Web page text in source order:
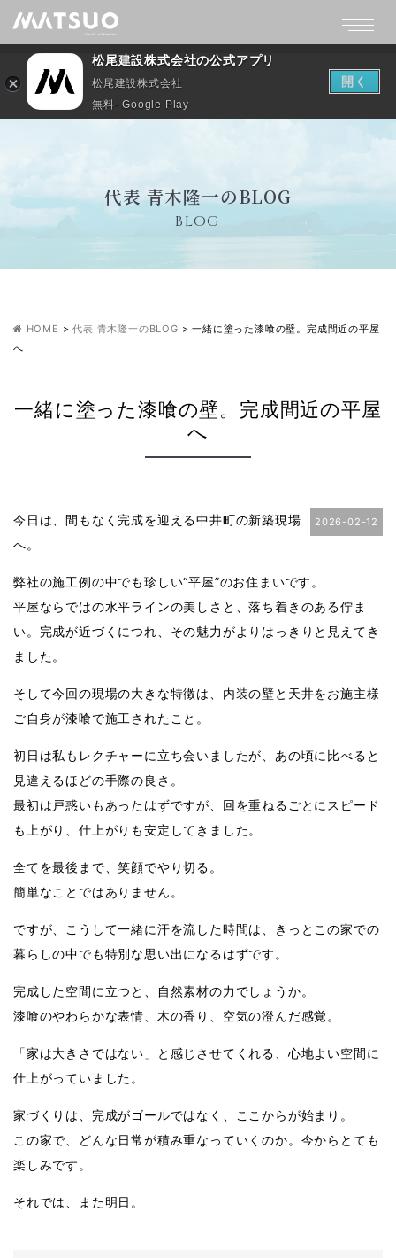
代表 青木隆一のBLOG
BLOG
HOME >代表 青木隆一のBLOG >一緒に塗った漆喰の壁。完成間近の平屋
へ
一緒に塗った漆喰の壁。完成間近の平屋
へ
2026-02-12
今日は、間もなく完成を迎える中井町の新築現場
へ。
弊社の施工例の中でも珍しい“平屋”のお住まいです。
平屋ならではの水平ラインの美しさと、落ち着きのある佇ま
い。完成が近づくにつれ、その魅力がよりはっきりと見えてき
ました。
そして今回の現場の大きな特徴は、内装の壁と天井をお施主様
ご自身が漆喰で施工されたこと。
初日は私もレクチャーに立ち会いましたが、あの頃に比べると
見違えるほどの手際の良さ。
最初は戸惑いもあったはずですが、回を重ねるごとにスピード
も上がり、仕上がりも安定してきました。
全てを最後まで、笑顔でやり切る。
簡単なことではありません。
ですが、こうして一緒に汗を流した時間は、きっとこの家での
暮らしの中でも特別な思い出になるはずです。
完成した空間に立つと、自然素材の力でしょうか。
漆喰のやわらかな表情、木の香り、空気の澄んだ感覚。
「家は大きさではない」と感じさせてくれる、心地よい空間に
仕上がっていました。
家づくりは、完成がゴールではなく、ここからが始まり。
この家で、どんな日常が積み重なっていくのか。今からとても
楽しみです。
それでは、また明日。
松尾建設株式会社の公式アプリ
松尾建設株式会社
無料- Google Play
開く